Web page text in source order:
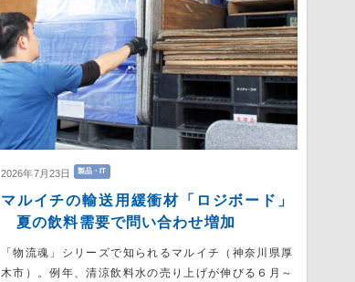
2026年7月23日 製品・IT
マルイチの輸送用緩衝材「ロジボード」
夏の飲料需要で問い合わせ増加
「物流魂」シリーズで知られるマルイチ（神奈川県厚
木市）。例年、清涼飲料水の売り上げが伸びる６月～